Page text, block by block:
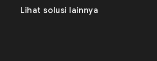
Lihat solusi lainnya